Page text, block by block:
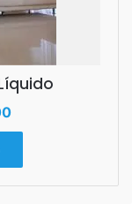
O
preço
é:
R$1.650,00.